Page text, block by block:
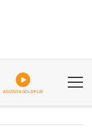
ASCOLTA GOLDPLAY